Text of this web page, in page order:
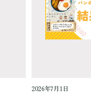
2026年7月1日